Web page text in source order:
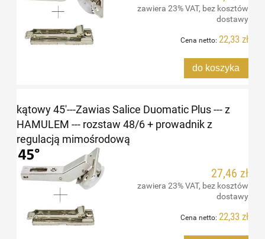
zawiera 23% VAT, bez kosztów
dostawy
Cena netto: 22,33 zł
do koszyka
kątowy 45'---Zawias Salice Duomatic Plus --- z
HAMULEM --- rozstaw 48/6 + prowadnik z
regulacją mimośrodową
27,46 zł
zawiera 23% VAT, bez kosztów
dostawy
Cena netto: 22,33 zł